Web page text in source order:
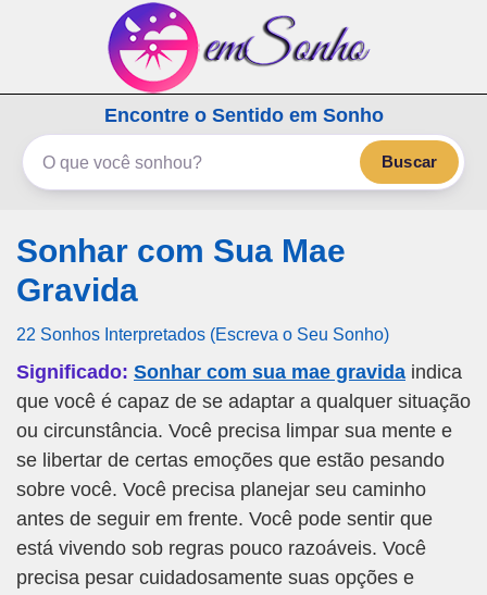
emSonho.com
Os sonhos significam mais
Encontre o Sentido em Sonho
Buscar
Sonhar com Sua Mae
Gravida
22 Sonhos Interpretados (Escreva o Seu Sonho)
Significado: Sonhar com sua mae gravida indica
que você é capaz de se adaptar a qualquer situação
ou circunstância. Você precisa limpar sua mente e
se libertar de certas emoções que estão pesando
sobre você. Você precisa planejar seu caminho
antes de seguir em frente. Você pode sentir que
está vivendo sob regras pouco razoáveis. Você
precisa pesar cuidadosamente suas opções e